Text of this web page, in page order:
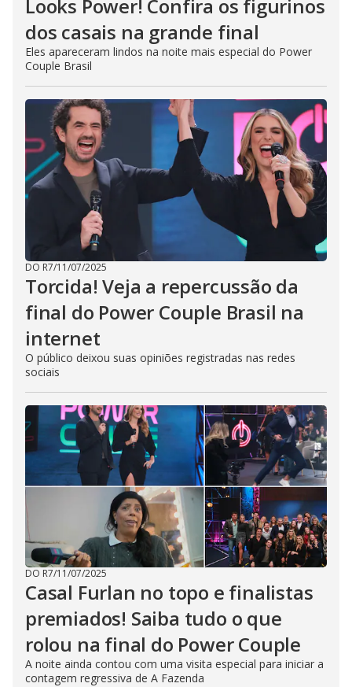
Looks Power! Confira os figurinos
dos casais na grande final
Eles apareceram lindos na noite mais especial do Power
Couple Brasil
DO R7/11/07/2025
Torcida! Veja a repercussão da
final do Power Couple Brasil na
internet
O público deixou suas opiniões registradas nas redes
sociais
DO R7/11/07/2025
Casal Furlan no topo e finalistas
premiados! Saiba tudo o que
rolou na final do Power Couple
A noite ainda contou com uma visita especial para iniciar a
contagem regressiva de A Fazenda